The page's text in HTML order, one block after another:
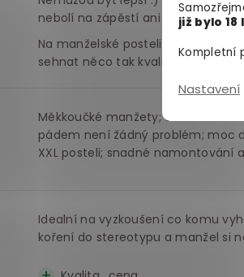
již bylo 18
Kompletní
Nastavení
nebolí na zápěstí ani na kotnících.
Na manželské posteli jsou
sehnat něco tak kvalitního za
Měkkoučké manžety; dostatečně
pádem není žádný problém; moc
XXL posteli; snadné namontování
Idealní na vyzkoušení co komu
koření do stereotypu a manžel si